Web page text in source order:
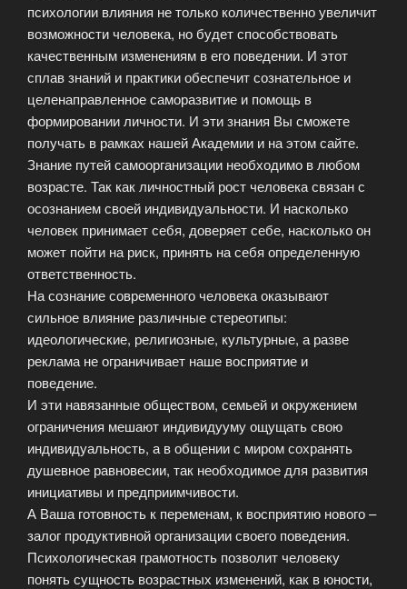
психологии влияния не только количественно увеличит
возможности человека, но будет способствовать
качественным изменениям в его поведении. И этот
сплав знаний и практики обеспечит сознательное и
целенаправленное саморазвитие и помощь в
формировании личности. И эти знания Вы сможете
получать в рамках нашей Академии и на этом сайте.
Знание путей самоорганизации необходимо в любом
возрасте. Так как личностный рост человека связан с
осознанием своей индивидуальности. И насколько
человек принимает себя, доверяет себе, насколько он
может пойти на риск, принять на себя определенную
ответственность.
На сознание современного человека оказывают
сильное влияние различные стереотипы:
идеологические, религиозные, культурные, а разве
реклама не ограничивает наше восприятие и
поведение.
И эти навязанные обществом, семьей и окружением
ограничения мешают индивидууму ощущать свою
индивидуальность, а в общении с миром сохранять
душевное равновесии, так необходимое для развития
инициативы и предприимчивости.
А Ваша готовность к переменам, к восприятию нового –
залог продуктивной организации своего поведения.
Психологическая грамотность позволит человеку
понять сущность возрастных изменений, как в юности,